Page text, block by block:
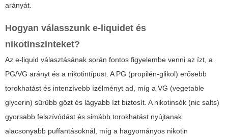
arányát.
Hogyan válasszunk e-liquidet és
nikotinszinteket?
Az e-liquid választásának során fontos figyelembe venni az ízt, a
PG/VG arányt és a nikotintípust. A PG (propilén-glikol) erősebb
torokhatást és intenzívebb ízélményt ad, míg a VG (vegetable
glycerin) sűrűbb gőzt és lágyabb ízt biztosít. A nikotinsók (nic salts)
gyorsabb felszívódást és simább torokhatást nyújtanak
alacsonyabb puffantásoknál, míg a hagyományos nikotin